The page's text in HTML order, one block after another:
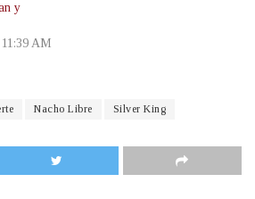
y
AM
Nacho Libre Silver King